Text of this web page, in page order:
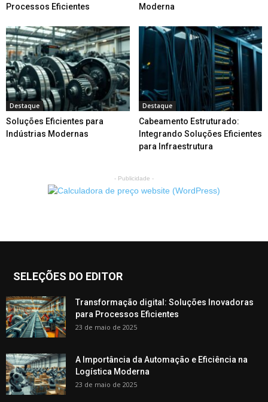
Processos Eficientes
Moderna
Destaque
Soluções Eficientes para
Indústrias Modernas
Destaque
Cabeamento Estruturado:
Integrando Soluções Eficientes
para Infraestrutura
- Publicidade -
SELEÇÕES DO EDITOR
Transformação digital: Soluções Inovadoras
para Processos Eficientes
23 de maio de 2025
A Importância da Automação e Eficiência na
Logística Moderna
23 de maio de 2025